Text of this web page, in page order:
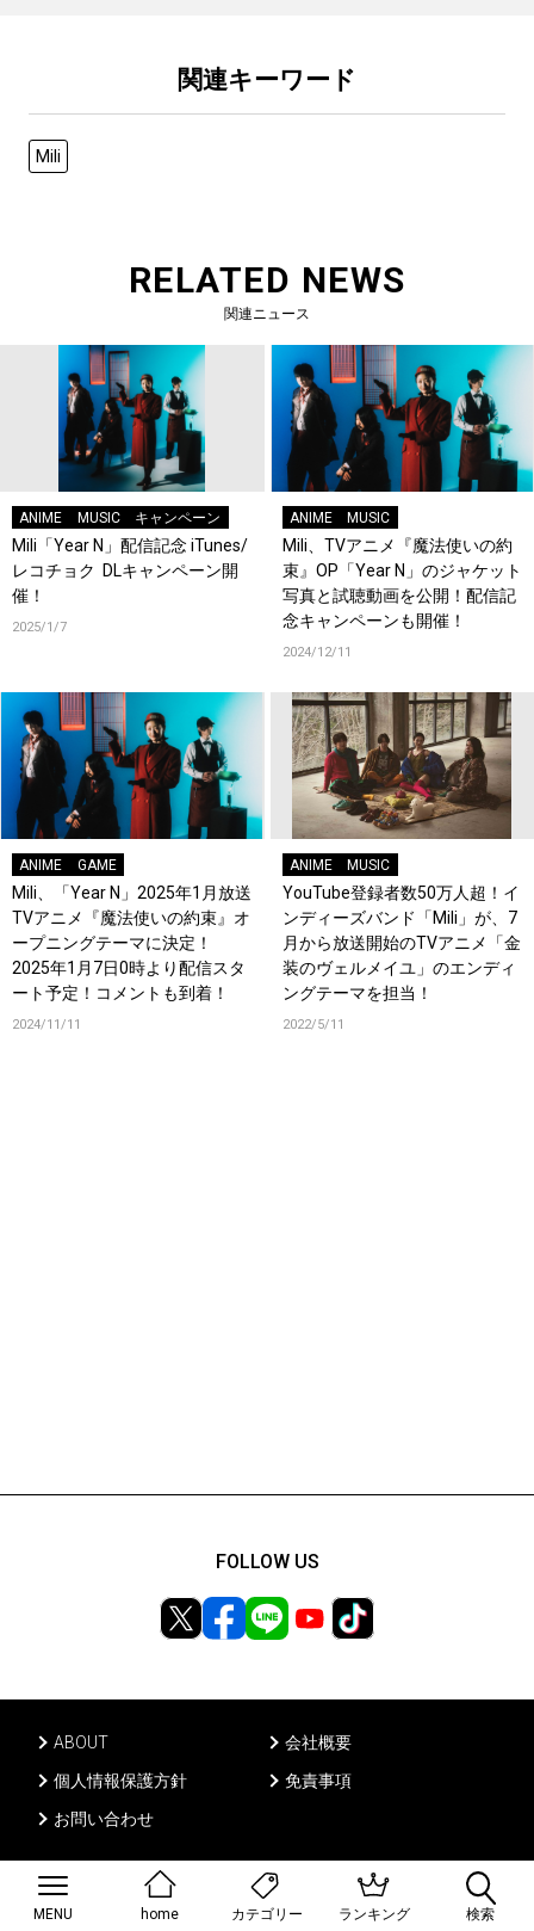
関連キーワード
Mili
RELATED NEWS
関連ニュース
ANIME MUSIC キャンペーン
Mili「Year N」配信記念 iTunes/
レコチョク DLキャンペーン開
催！
2025/1/7
ANIME MUSIC
Mili、TVアニメ『魔法使いの約
束』OP「Year N」のジャケット
写真と試聴動画を公開！配信記
念キャンペーンも開催！
2024/12/11
ANIME GAME
Mili、「Year N」2025年1月放送
TVアニメ『魔法使いの約束』オ
ープニングテーマに決定！
2025年1月7日0時より配信スタ
ート予定！コメントも到着！
2024/11/11
ANIME MUSIC
YouTube登録者数50万人超！イ
ンディーズバンド「Mili」が、7
月から放送開始のTVアニメ「金
装のヴェルメイユ」のエンディ
ングテーマを担当！
2022/5/11
MENU home カテゴリー ランキング 検索
ABOUT
会社概要
個人情報保護方針
免責事項
お問い合わせ
FOLLOW US
Ⓒ PONY CANYON INC, All rights reserved.